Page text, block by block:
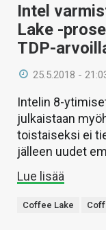
Intel
Lake -
TDP-
25.5.2018 -
Intelin 8-
julkaistaan
toistaiseksi ei
jälleen uudet
Lue lisää
Coffee Lake